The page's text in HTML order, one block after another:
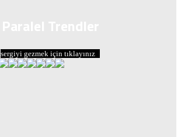
sergiyi gezmek için tıklayınız